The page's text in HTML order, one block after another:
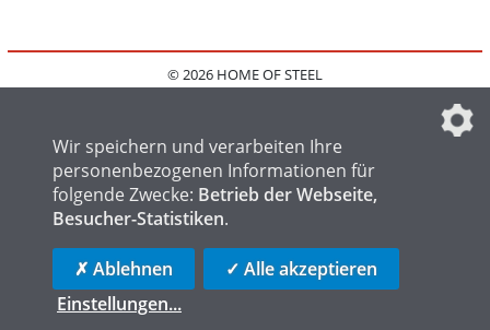
© 2026 HOME OF STEEL
IMPRESSUM
FAQ
DATENSCHUTZEINSTELLUNGEN
HOME OF LOGISTICS
Wir speichern und verarbeiten Ihre
personenbezogenen Informationen für
folgende Zwecke: Betrieb der Webseite,
Besucher-Statistiken.
✗ Ablehnen
✓ Alle akzeptieren
Einstellungen...